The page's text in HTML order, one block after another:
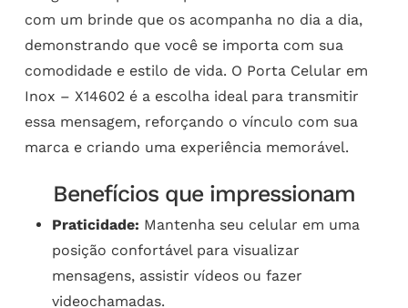
com um brinde que os acompanha no dia a dia,
demonstrando que você se importa com sua
comodidade e estilo de vida. O Porta Celular em
Inox – X14602 é a escolha ideal para transmitir
essa mensagem, reforçando o vínculo com sua
marca e criando uma experiência memorável.
Benefícios que impressionam
Praticidade: Mantenha seu celular em uma
posição confortável para visualizar
mensagens, assistir vídeos ou fazer
videochamadas.